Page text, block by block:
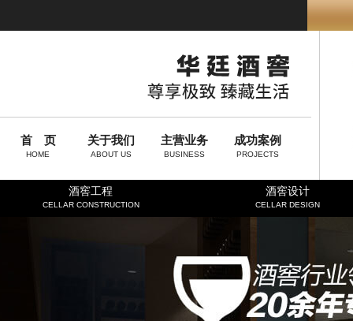
首 页
HOME
关于我们
ABOUT US
主营业务
BUSINESS
成功案例
PROJECTS
酒窖工程
CELLAR CONSTRUCTION
酒窖设计
CELLAR DESIGN